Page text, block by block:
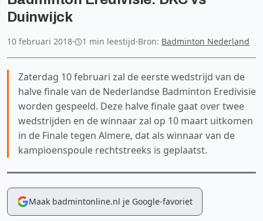
Duinwijck
10 februari 2018· 1 min leestijd·Bron: Badminton Nederland
Zaterdag 10 februari zal de eerste wedstrijd van de
halve finale van de Nederlandse Badminton Eredivisie
worden gespeeld. Deze halve finale gaat over twee
wedstrijden en de winnaar zal op 10 maart uitkomen
in de Finale tegen Almere, dat als winnaar van de
kampioenspoule rechtstreeks is geplaatst.
Maak badmintonline.nl je Google-favoriet